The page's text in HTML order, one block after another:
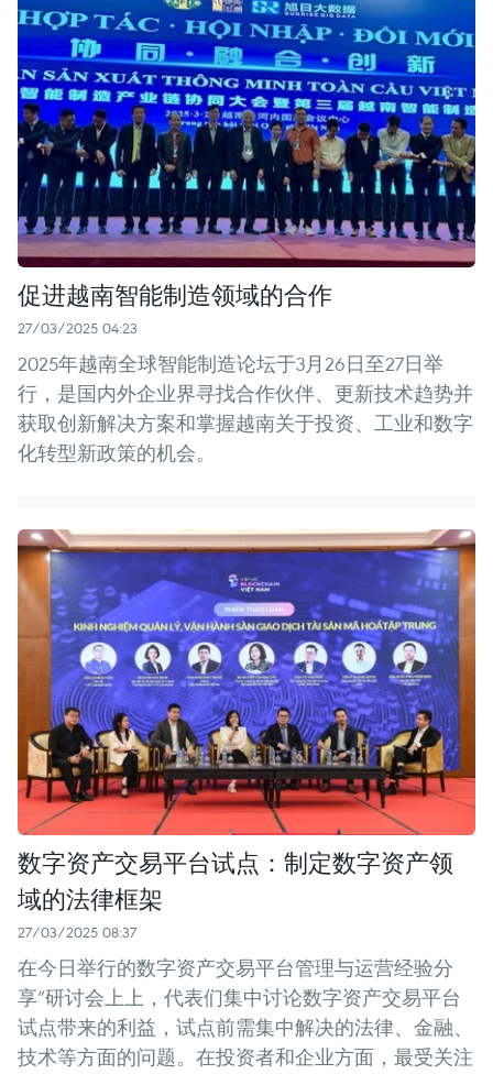
促进越南智能制造领域的合作
27/03/2025 04:23
2025年越南全球智能制造论坛于3月26日至27日举
行，是国内外企业界寻找合作伙伴、更新技术趋势并
获取创新解决方案和掌握越南关于投资、工业和数字
化转型新政策的机会。
数字资产交易平台试点：制定数字资产领
域的法律框架
27/03/2025 08:37
在今日举行的数字资产交易平台管理与运营经验分
享”研讨会上上，代表们集中讨论数字资产交易平台
试点带来的利益，试点前需集中解决的法律、金融、
技术等方面的问题。在投资者和企业方面，最受关注